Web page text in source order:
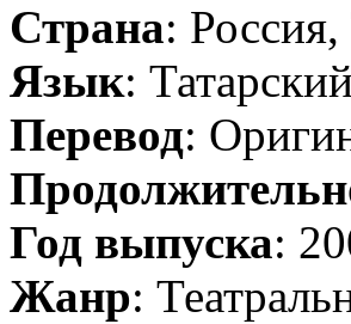
Страна: Россия,
Язык: Татарский
Перевод:
Год выпуска:
Жанр: